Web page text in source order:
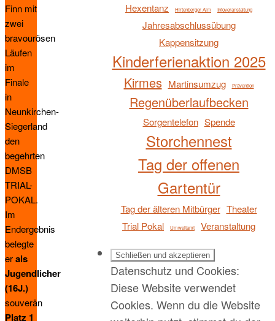
Finn mit
zwei
bravourösen
Läufen
im
Finale
in
Neunkirchen-
Siegerland
den
begehrten
DMSB
TRIAL-
POKAL.
Im
Endergebnis
belegte
erals
Jugendlicher
(16J.)
souverän
Platz 1
Hexentanz Hirtenberger Alm Infoveranstaltung
Jahresabschlussübung
Kappensitzung
Kinderferienaktion 2025
Kirmes Martinsumzug Prävention
Regenüberlaufbecken
Sorgentelefon Spende
Storchennest
Tag der offenen
Gartentür
Tag der älteren Mitbürger Theater
Trial Pokal
Umweltamt Veranstaltung
Datenschutz und Cookies:
Diese Website verwendet
Cookies. Wenn du die Website